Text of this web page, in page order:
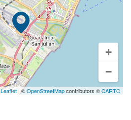
+
−
Leaflet | ©OpenStreetMapcontributors ©CARTO